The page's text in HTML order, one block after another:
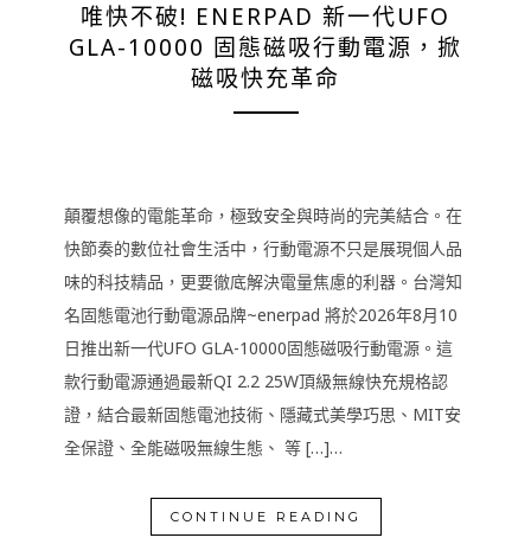
唯快不破! ENERPAD 新一代UFO
GLA-10000 固態磁吸行動電源，掀
磁吸快充革命
顛覆想像的電能革命，極致安全與時尚的完美結合。在
快節奏的數位社會生活中，行動電源不只是展現個人品
味的科技精品，更要徹底解決電量焦慮的利器。台灣知
名固態電池行動電源品牌~enerpad 將於2026年8月10
日推出新一代UFO GLA-10000固態磁吸行動電源。這
款行動電源通過最新QI 2.2 25W頂級無線快充規格認
證，結合最新固態電池技術、隱藏式美學巧思、MIT安
全保證、全能磁吸無線生態、 等 […]…
CONTINUE READING